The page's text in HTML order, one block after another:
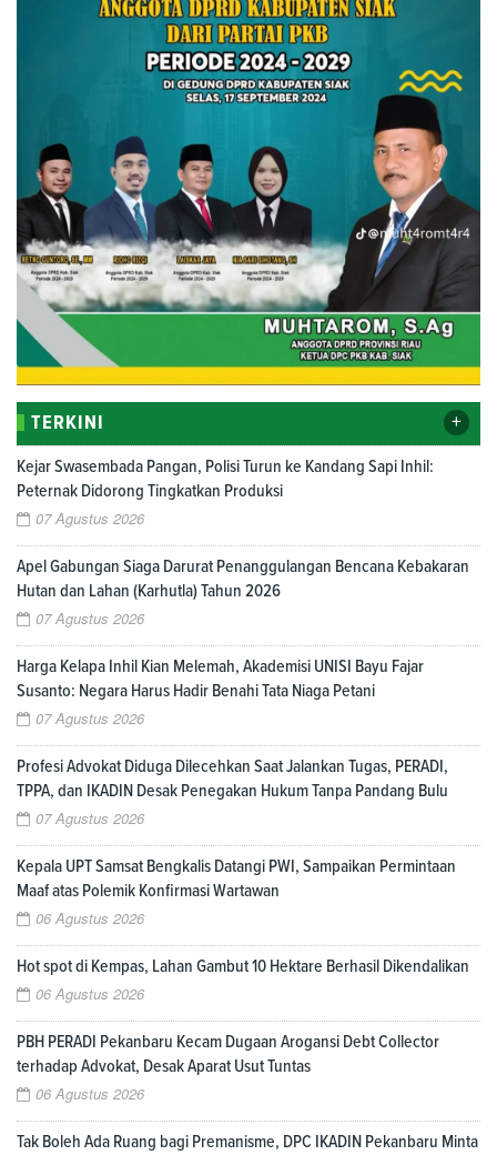
TERKINI +
Kejar Swasembada Pangan, Polisi Turun ke Kandang Sapi Inhil:
Peternak Didorong Tingkatkan Produksi
07 Agustus 2026
Apel Gabungan Siaga Darurat Penanggulangan Bencana Kebakaran
Hutan dan Lahan (Karhutla) Tahun 2026
07 Agustus 2026
Harga Kelapa Inhil Kian Melemah, Akademisi UNISI Bayu Fajar
Susanto: Negara Harus Hadir Benahi Tata Niaga Petani
07 Agustus 2026
Profesi Advokat Diduga Dilecehkan Saat Jalankan Tugas, PERADI,
TPPA, dan IKADIN Desak Penegakan Hukum Tanpa Pandang Bulu
07 Agustus 2026
Kepala UPT Samsat Bengkalis Datangi PWI, Sampaikan Permintaan
Maaf atas Polemik Konfirmasi Wartawan
06 Agustus 2026
Hot spot di Kempas, Lahan Gambut 10 Hektare Berhasil Dikendalikan
06 Agustus 2026
PBH PERADI Pekanbaru Kecam Dugaan Arogansi Debt Collector
terhadap Advokat, Desak Aparat Usut Tuntas
06 Agustus 2026
Tak Boleh Ada Ruang bagi Premanisme, DPC IKADIN Pekanbaru Minta